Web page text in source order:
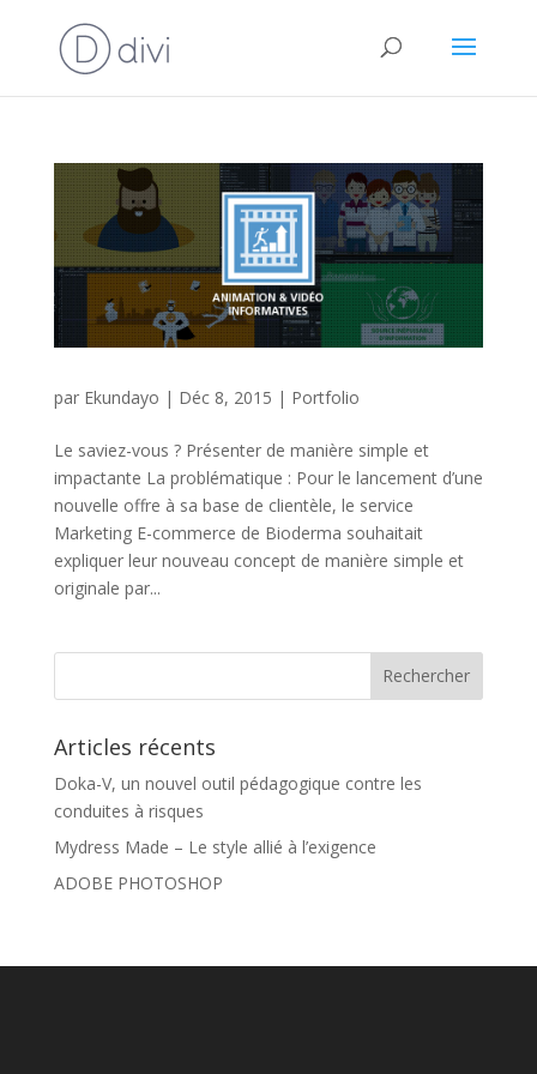
par Ekundayo | Déc 8, 2015 | Portfolio
Le saviez-vous ? Présenter de manière simple et
impactante La problématique : Pour le lancement d’une
nouvelle offre à sa base de clientèle, le service
Marketing E-commerce de Bioderma souhaitait
expliquer leur nouveau concept de manière simple et
originale par...
Articles récents
Doka-V, un nouvel outil pédagogique contre les
conduites à risques
Mydress Made – Le style allié à l’exigence
ADOBE PHOTOSHOP